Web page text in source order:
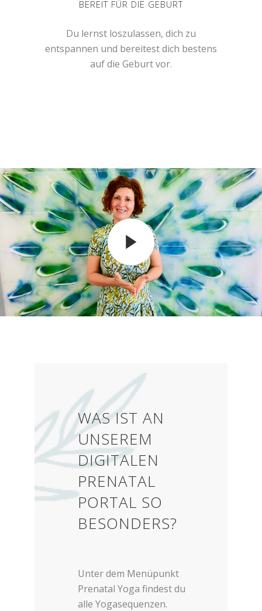
BEREIT FÜR DIE GEBURT
Du lernst loszulassen, dich zu
entspannen und bereitest dich bestens
auf die Geburt vor.
WAS IST AN
UNSEREM
DIGITALEN
PRENATAL
PORTAL SO
BESONDERS?
Unter dem Menüpunkt
Prenatal Yoga findest du
alle Yogasequenzen.